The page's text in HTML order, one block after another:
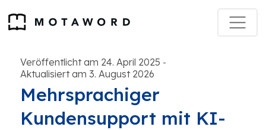
Veröffentlicht am 24. April 2025 -
Aktualisiert am 3. August 2026
Mehrsprachiger
Kundensupport mit KI-